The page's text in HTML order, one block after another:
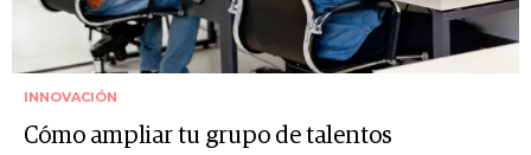
INNOVACIÓN
Cómo ampliar tu grupo de talentos